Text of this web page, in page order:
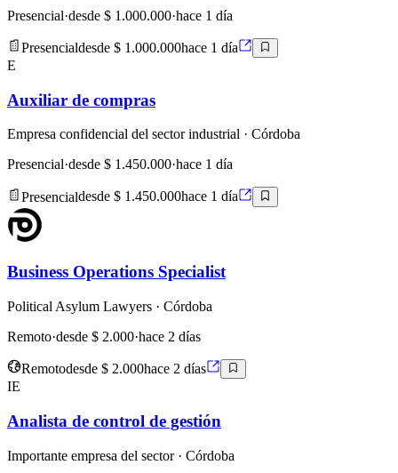
Presencial·desde $ 1.000.000·hace 1 día
Presencialdesde $ 1.000.000hace 1 día
E
Auxiliar de compras
Empresa confidencial del sector industrial · Córdoba
Presencial·desde $ 1.450.000·hace 1 día
Presencialdesde $ 1.450.000hace 1 día
Business Operations Specialist
Political Asylum Lawyers · Córdoba
Remoto·desde $ 2.000·hace 2 días
Remotodesde $ 2.000hace 2 días
IE
Analista de control de gestión
Importante empresa del sector· Córdoba